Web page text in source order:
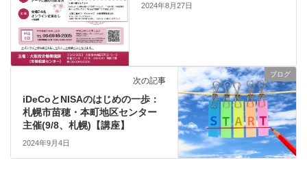
2024年8月27日
ブログ
次の記事
iDeCoとNISAのはじめの一歩：
札幌市苗穂・本町地区センター
主催(9/8、札幌)【講座】
2024年9月4日